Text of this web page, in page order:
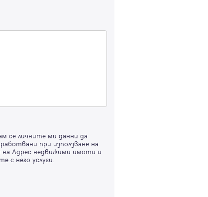
се личните ми данни да
при използване на
на Адрес недвижими имоти и
с него услуги.